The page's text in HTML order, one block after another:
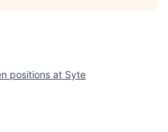
positions at Syte